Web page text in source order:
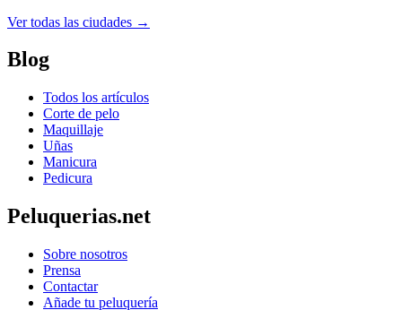
Ver todas las ciudades →
Blog
Todos los artículos
Corte de pelo
Maquillaje
Uñas
Manicura
Pedicura
Peluquerias.net
Sobre nosotros
Prensa
Contactar
Añade tu peluquería